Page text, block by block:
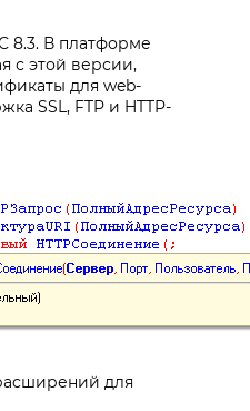
8.3. В платформе
с этой версии,
для web-
SSL, FTP и HTTP-
для